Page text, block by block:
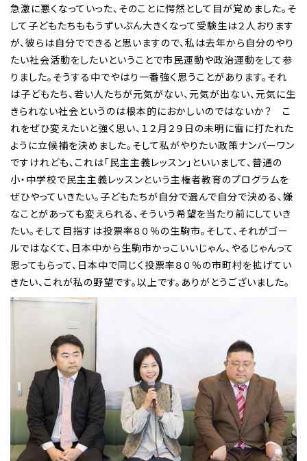
急激に悪くなっていった、そのことに愕然として目が覚めました。そ
して子どもたちももうずいぶん大きくなって受験生は２人おります
が、彼らは自分でできると思いますので、私は去年から自分のやり
たい社会活動をしたいということで市民運動や政治運動をして参
りました。そうする中でやはり一番強く思うことがあります。それ
は子どもたち、若い人たちが元気がない、元気が出ない、元気に生
きられない社会というのは根本的におかしいのではないか？ こ
れをぜひ変えたいと強く思い、１２月２９日の未明に雷に打たれた
ように立候補を決めました。そして私がやりたい政策ナンバーワン
ですけれども、これは「民主主義レッスン」といいまして、普通の
小・中学校で民主主義レッスンという主権者教育のプログラムを
ぜひやっていきたい。子どもたちが自分で選んで自分で決める、嫌
なことがあっても変えられる、そういう希望を当たり前にしていき
たい。そして目指すは投票率８０％の生駒市。そして、それがゴー
ルではなくて、日本中から生駒市かっこいいじゃん、やるじゃんって
思ってもらって、日本中で同じく投票率８０％の市町村を拡げてい
きたい、これが私の野望です。以上です。ありがとうございました。